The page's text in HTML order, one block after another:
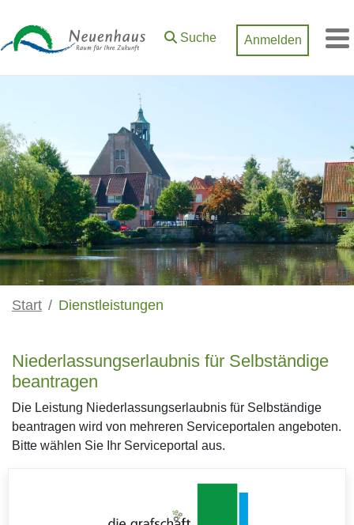
Suche Anmelden
Start Dienstleistungen
Niederlassungserlaubnis für Selbständige
beantragen
Die Leistung Niederlassungserlaubnis für Selbständige
beantragen wird von mehreren Serviceportalen angeboten.
Bitte wählen Sie Ihr Serviceportal aus.